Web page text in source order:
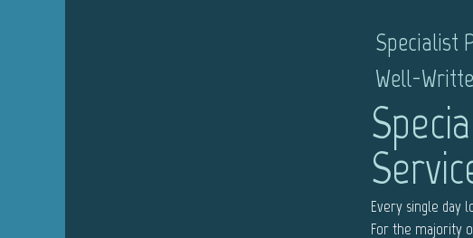
Specialist
Well-
Every single day
For the majority